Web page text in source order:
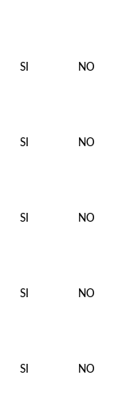
SI NO
SI NO
SI NO
SI NO
SI NO